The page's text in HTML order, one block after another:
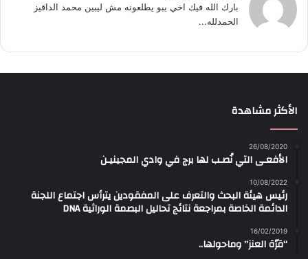
بارك الله فيك اخي يبو يطلعونه مش ليبين محمد الداقيز
الحمدلله...
الأكثر مشاهدة
26/08/2020
الأفعـى التي نُصـب لها برج في وادي المجينيـن
10/08/2022
رئيس هيئة البحث والتعرف على المفقودين يترأس اجتماع اللجنة
الدائمة الخاصة بمراجعة نتائج تحاليل البصمة الوراثية DNA
16/02/2019
“قرّة العنز” وماحولها..